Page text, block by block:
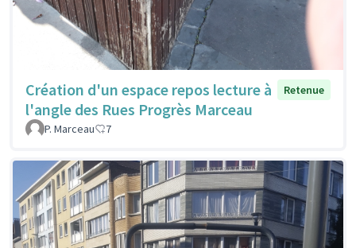
Création d'un espace repos lecture à
l'angle des Rues Progrès Marceau
Retenue
P. Marceau 7